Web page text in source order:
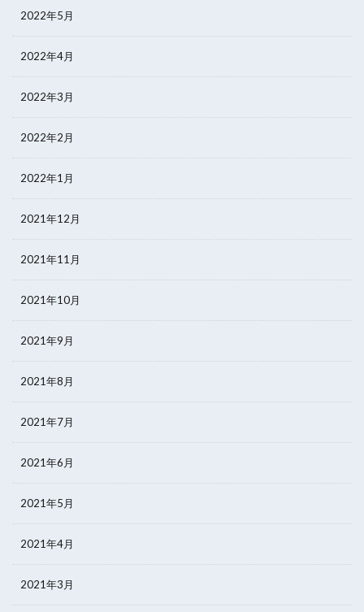
2022年5月
2022年4月
2022年3月
2022年2月
2022年1月
2021年12月
2021年11月
2021年10月
2021年9月
2021年8月
2021年7月
2021年6月
2021年5月
2021年4月
2021年3月